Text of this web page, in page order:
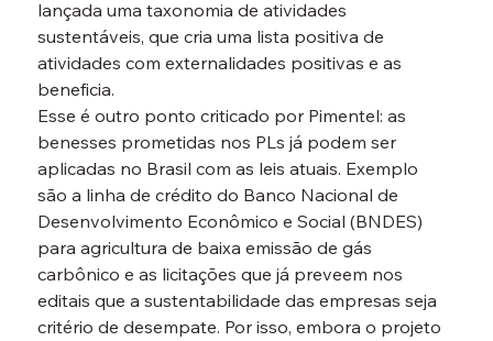
lançada uma taxonomia de atividades
sustentáveis, que cria uma lista positiva de
atividades com externalidades positivas e as
beneficia.
Esse é outro ponto criticado por Pimentel: as
benesses prometidas nos PLs já podem ser
aplicadas no Brasil com as leis atuais. Exemplo
são a linha de crédito do Banco Nacional de
Desenvolvimento Econômico e Social (BNDES)
para agricultura de baixa emissão de gás
carbônico e as licitações que já preveem nos
editais que a sustentabilidade das empresas seja
critério de desempate. Por isso, embora o projeto